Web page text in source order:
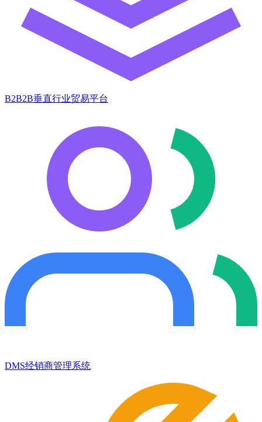
B2B2B垂直行业贸易平台
DMS经销商管理系统